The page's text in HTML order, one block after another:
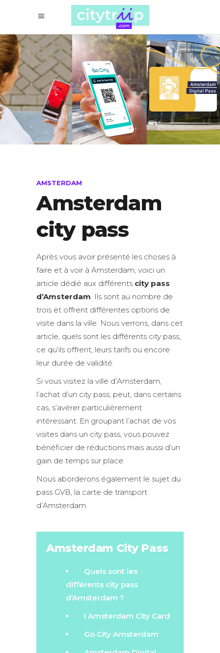
AMSTERDAM
Amsterdam
city pass
Après vous avoir présenté les choses à
faire et à voir à Amsterdam, voici un
article dédié aux différents city pass
d’Amsterdam. Ils sont au nombre de
trois et offrent différentes options de
visite dans la ville. Nous verrons, dans cet
article, quels sont les différents city pass,
ce qu’ils offrent, leurs tarifs ou encore
leur durée de validité.
Si vous visitez la ville d’Amsterdam,
l’achat d’un city pass, peut, dans certains
cas, s’avérer particulièrement
intéressant. En groupant l’achat de vos
visites dans un city pass, vous pouvez
bénéficier de réductions mais aussi d’un
gain de temps sur place.
Nous aborderons également le sujet du
pass GVB, la carte de transport
d’Amsterdam.
Amsterdam City Pass
Quels sont les
différents city pass
d’Amsterdam ?
I Amsterdam City Card
Go City Amsterdam